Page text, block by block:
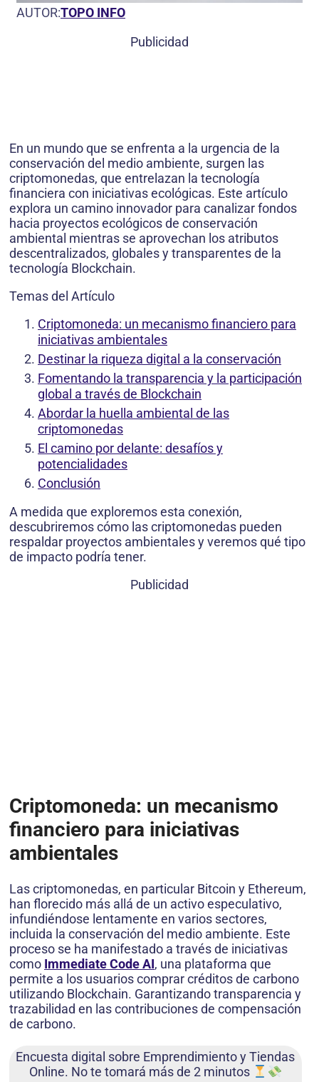
AUTOR:TOPO INFO
Publicidad
En un mundo que se enfrenta a la urgencia de la
conservación del medio ambiente, surgen las
criptomonedas, que entrelazan la tecnología
financiera con iniciativas ecológicas. Este artículo
explora un camino innovador para canalizar fondos
hacia proyectos ecológicos de conservación
ambiental mientras se aprovechan los atributos
descentralizados, globales y transparentes de la
tecnología Blockchain.
Temas del Artículo
Criptomoneda: un mecanismo financiero para
iniciativas ambientales
Destinar la riqueza digital a la conservación
Fomentando la transparencia y la participación
global a través de Blockchain
Abordar la huella ambiental de las
criptomonedas
El camino por delante: desafíos y
potencialidades
Conclusión
A medida que exploremos esta conexión,
descubriremos cómo las criptomonedas pueden
respaldar proyectos ambientales y veremos qué tipo
de impacto podría tener.
Publicidad
Criptomoneda: un mecanismo
financiero para iniciativas
ambientales
Las criptomonedas, en particular Bitcoin y Ethereum,
han florecido más allá de un activo especulativo,
infundiéndose lentamente en varios sectores,
incluida la conservación del medio ambiente. Este
proceso se ha manifestado a través de iniciativas
como Immediate Code AI, una plataforma que
permite a los usuarios comprar créditos de carbono
utilizando Blockchain. Garantizando transparencia y
trazabilidad en las contribuciones de compensación
de carbono.
Encuesta digital sobre Emprendimiento y Tiendas
Online. No te tomará más de 2 minutos